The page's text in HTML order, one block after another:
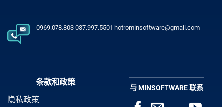
0969.078.803 037.997.5501 hotrominsoftware@gmail.com
条款和政策
隐私政策
与 MINSOFTWARE 联系